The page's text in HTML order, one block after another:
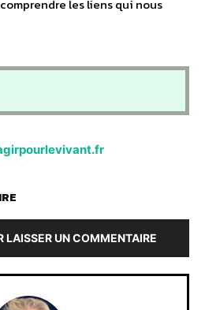
les liens qui nous
LAISSER UN COMMENTAIRE